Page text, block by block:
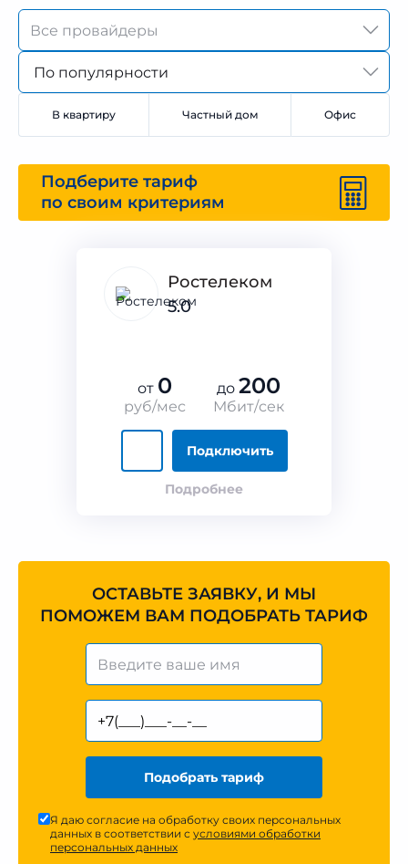
По популярности
В квартиру Частный дом Офис
Подберите тариф
по своим критериям
Ростелеком
5.0
от 0
руб/мес
до 200
Мбит/сек
Подключить
Подробнее
ОСТАВЬТЕ ЗАЯВКУ, И МЫ
ПОМОЖЕМ ВАМ ПОДОБРАТЬ ТАРИФ
Подобрать тариф
Я даю согласие на обработку своих персональных
данных в соответствии с условиями обработки
персональных данных